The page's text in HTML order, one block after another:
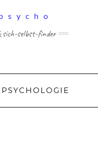
sich-selbst-finder